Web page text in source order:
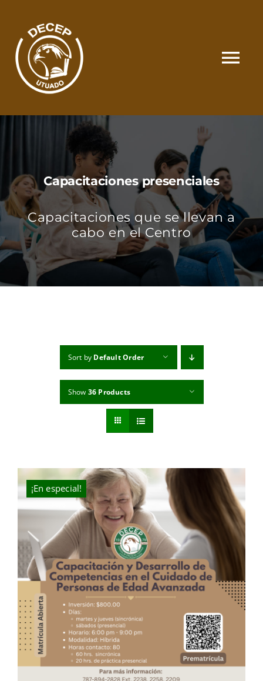
content
SOMOS
MATRÍCULA Y PAGOS
CONTACTO
MI CUENTA
Capacitaciones presenciales
Capacitaciones que se llevan a
cabo en el Centro
Sort by Default Order
Show 36 Products
¡En especial!